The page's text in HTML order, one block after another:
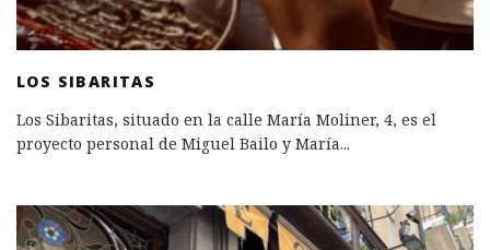
LOS SIBARITAS
Los Sibaritas, situado en la calle María Moliner, 4, es el
proyecto personal de Miguel Bailo y María...